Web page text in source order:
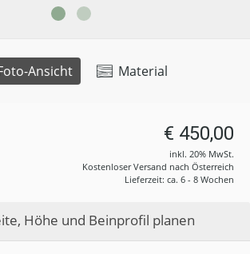
Ansicht Material
€ 450,00
inkl. 20% MwSt.
Kostenloser Versand nach Österreich
Lieferzeit: ca. 6 - 8 Wochen
Höhe und Beinprofil planen